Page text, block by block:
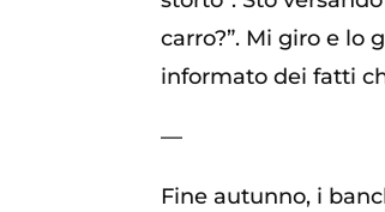
carro?”. Mi giro e lo
informato dei fatti
—
Fine autunno, i